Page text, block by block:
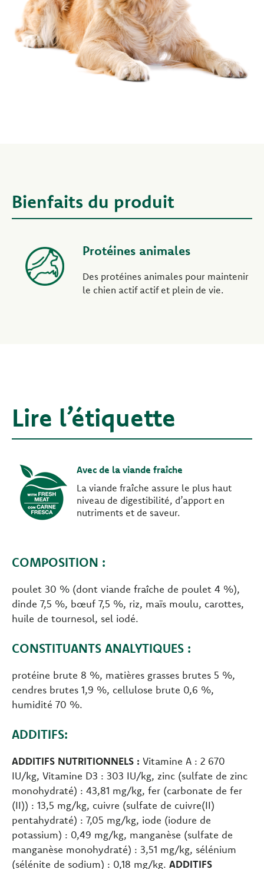
Bienfaits du produit
Protéines animales
Des protéines animales pour maintenir
le chien actif actif et plein de vie.
Lire l’étiquette
Avec de la viande fraîche
La viande fraîche assure le plus haut
niveau de digestibilité, d’apport en
nutriments et de saveur.
COMPOSITION :
poulet 30 % (dont viande fraîche de poulet 4 %),
dinde 7,5 %, bœuf 7,5 %, riz, maïs moulu, carottes,
huile de tournesol, sel iodé.
CONSTITUANTS ANALYTIQUES :
protéine brute 8 %, matières grasses brutes 5 %,
cendres brutes 1,9 %, cellulose brute 0,6 %,
humidité 70 %.
ADDITIFS:
ADDITIFS NUTRITIONNELS : Vitamine A : 2 670
IU/kg, Vitamine D3 : 303 IU/kg, zinc (sulfate de zinc
monohydraté) : 43,81 mg/kg, fer (carbonate de fer
(II)) : 13,5 mg/kg, cuivre (sulfate de cuivre(II)
pentahydraté) : 7,05 mg/kg, iode (iodure de
potassium) : 0,49 mg/kg, manganèse (sulfate de
manganèse monohydraté) : 3,51 mg/kg, sélénium
(sélénite de sodium) : 0,18 mg/kg. ADDITIFS